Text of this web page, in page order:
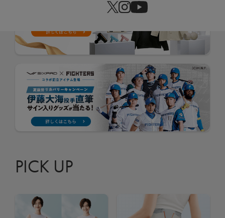
PICK UP